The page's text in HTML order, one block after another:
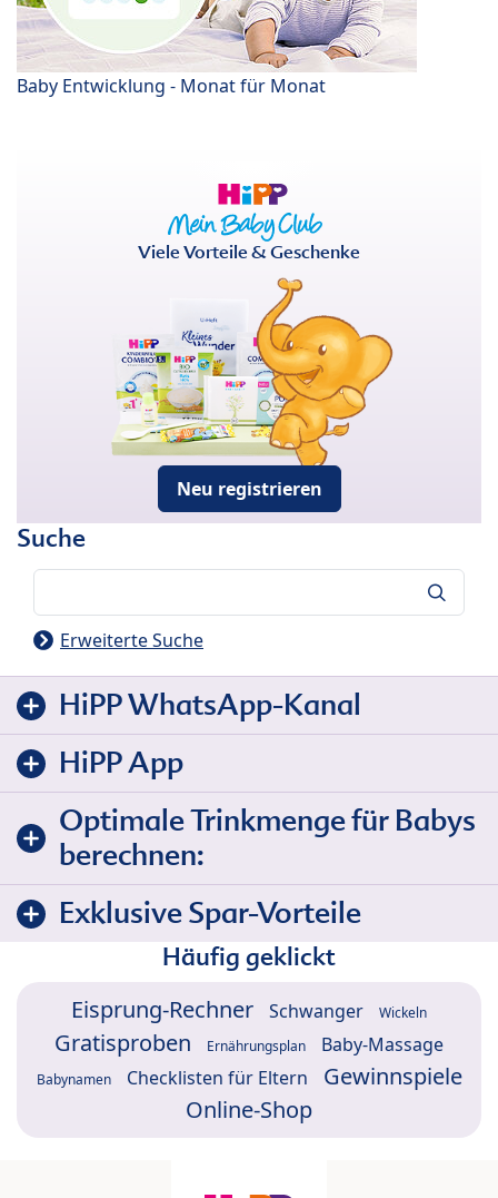
Baby Entwicklung - Monat für Monat
Viele Vorteile & Geschenke
Neu registrieren
Suche
Erweiterte Suche
HiPP WhatsApp-Kanal
HiPP App
Optimale Trinkmenge für Babys
berechnen:
Exklusive Spar-Vorteile
Häufig geklickt
Eisprung-Rechner Schwanger Wickeln
Gratisproben Ernährungsplan Baby-Massage
Babynamen Checklisten für Eltern
Gewinnspiele
Online-Shop